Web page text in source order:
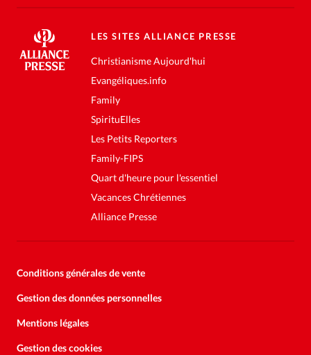
LES SITES ALLIANCE PRESSE
Christianisme Aujourd'hui
Evangéliques.info
Family
SpirituElles
Les Petits Reporters
Family-FIPS
Quart d'heure pour l'essentiel
Vacances Chrétiennes
Alliance Presse
Conditions générales de vente
Gestion des données personnelles
Mentions légales
Gestion des cookies